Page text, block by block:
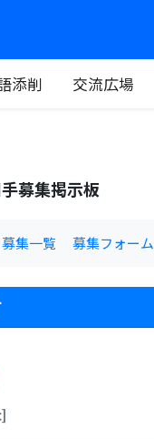
添削 交流広場
募集掲示板
募集一覧 募集フォーム